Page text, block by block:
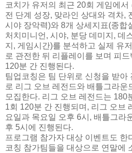
코치가 유저의 최근 20회 게임에서
전 단계 성장, 맞라인 상대와 격차,
시야 장악력)와 8개 상세지표(종합
처치미니언, 시야, 분당 데미지, 데
지, 게임시간)를 분석하고 실제 유
로 관전한 뒤 리플레이를 보며 피
120분 간 진행된다.
팀업코칭은 팀 단위로 신청을 받아
로 리그 오브 레전드와 배틀그라운
모집한다. 리그 오브 레전드는 180
1회 120분 간 진행되며, 리그 오브
요일과 목요일 오후 6시, 배틀그라
후 5시에 진행된다.
프로그램 참가자 대상 이벤트도 한
코칭 참가팀들을 대상으로 연말에